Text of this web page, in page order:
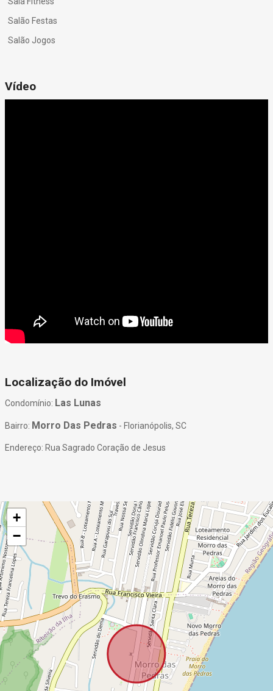
Salão Festas
Salão Jogos
Vídeo
Localização do Imóvel
Condomínio: Las Lunas
Bairro: Morro Das Pedras - Florianópolis, SC
Endereço: Rua Sagrado Coração de Jesus
+
−